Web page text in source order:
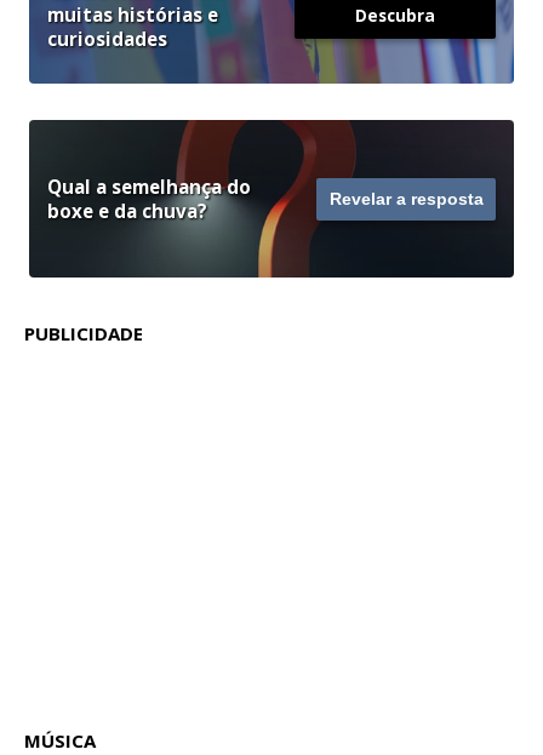
muitas histórias e
curiosidades
Descubra
Qual a semelhança do
boxe e da chuva?
Revelar a resposta
PUBLICIDADE
MÚSICA